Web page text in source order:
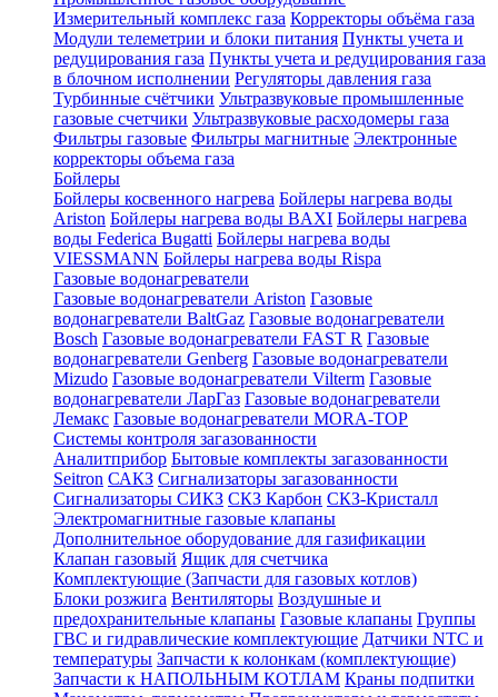
Измерительный комплекс газа Корректоры объёма газа
Модули телеметрии и блоки питания Пункты учета и
редуцирования газа Пункты учета и редуцирования газа
в блочном исполнении Регуляторы давления газа
Турбинные счётчики Ультразвуковые промышленные
газовые счетчики Ультразвуковые расходомеры газа
Фильтры газовые Фильтры магнитные Электронные
корректоры объема газа
Бойлеры
Бойлеры косвенного нагрева Бойлеры нагрева воды
Ariston Бойлеры нагрева воды BAXI Бойлеры нагрева
воды Federica Bugatti Бойлеры нагрева воды
VIESSMANN Бойлеры нагрева воды Rispa
Газовые водонагреватели
Газовые водонагреватели Ariston Газовые
водонагреватели BaltGaz Газовые водонагреватели
Bosch Газовые водонагреватели FAST R Газовые
водонагреватели Genberg Газовые водонагреватели
Mizudo Газовые водонагреватели Vilterm Газовые
водонагреватели ЛарГаз Газовые водонагреватели
Лемакс Газовые водонагреватели MORA-TOP
Системы контроля загазованности
Аналитприбор Бытовые комплекты загазованности
Seitron САКЗ Сигнализаторы загазованности
Сигнализаторы СИКЗ СКЗ Карбон СКЗ-Кристалл
Электромагнитные газовые клапаны
Дополнительное оборудование для газификации
Клапан газовый Ящик для счетчика
Комплектующие (Запчасти для газовых котлов)
Блоки розжига Вентиляторы Воздушные и
предохранительные клапаны Газовые клапаны Группы
ГВС и гидравлические комплектующие Датчики NTC и
температуры Запчасти к колонкам (комплектующие)
Запчасти к НАПОЛЬНЫМ КОТЛАМ Краны подпитки